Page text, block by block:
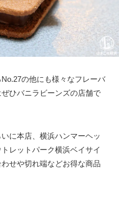
の他にも様々なフレーバ
ひバニラビーンズの店舗で
に本店、横浜ハンマーヘッ
レットパーク横浜ベイサイ
せや切れ端などお得な商品